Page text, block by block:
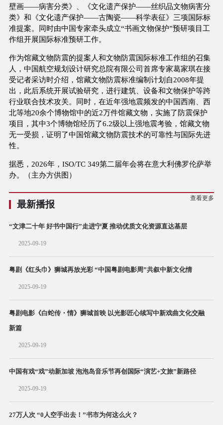
壁画——病害分类》、《文化遗产保护——丝织品文物病害分
类》和《文化遗产保护——古陶瓷——科学表征》三项国际标
准提案。同时由中国专家牵头成立“书画文物保护”预研项目工
作组开展国际标准预研工作。
作为馆藏文物防震的提案人和文物防震国际标准工作组的召集
人，中国航空规划设计研究总院有限公司首席专家葛家琪在接
受记者采访时介绍，馆藏文物防震标准编制计划自2008年提
出，此后系统开展试验研究，进行建筑、设备和文物保护等跨
行业联合技术攻关。同时，在近年强地震频发的中国西南、西
北等地20余个博物馆中的近2万件馆藏文物，实施了防震保护
项目，其中3个博物馆经历了6.2级以上强地震考验，馆藏文物
无一受损，证明了中国馆藏文物防震技术的可靠性与国际先进
性。
据悉，2026年，ISO/TC 349第二届年会将在意大利佛罗伦萨举
办。（主办方供图）
最新播报
查看更多
“文津二十年 好书中国行”走进宁夏 推动优质文化资源直达基层
2025-09-19
粤剧《红头巾》狮城再放光彩 “中国粤剧电影周”共叙中新文化情
2025-09-19
粤剧电影《白蛇传・情》狮城首映 以光影匠心续写中新戏曲文化交融
新篇
2025-09-19
中国有戏“戏”动新加坡 泡泡岛音乐节再创国际“演艺+文旅”新路径
2025-09-19
27万人次 “0人空手出去！”书市为何这么火？